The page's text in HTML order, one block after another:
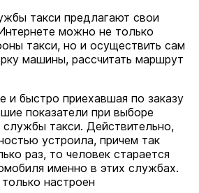
такси предлагают свои
можно не только
такси, но и осуществить сам
машины, рассчитать маршрут
и быстро приехавшая по заказу
показатели при выборе
такси. Действительно,
устроила, причем так
раз, то человек старается
именно в этих службах.
настроен